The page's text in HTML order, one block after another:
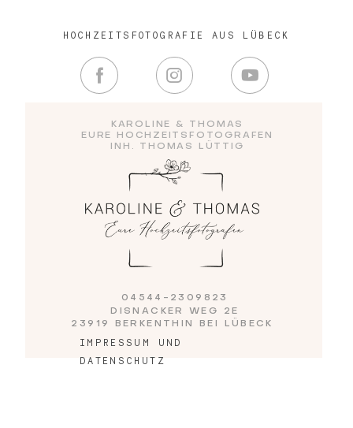
KAROLINE & THOMAS
EURE HOCHZEITSFOTOGRAFEN
INH. THOMAS LÜTTIG
IMPRESSUM UND
DATENSCHUTZ
04544-2309823
DISNACKER WEG 2E
23919 BERKENTHIN BEI LÜBECK
HOCHZEITSFOTOGRAFIE AUS LÜBECK
Kontakt
Blog
Impressum